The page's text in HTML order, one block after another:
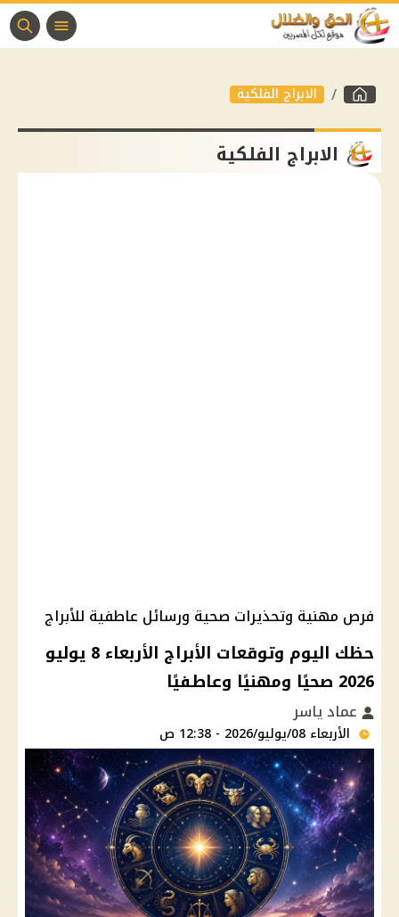
الابراج الفلكية
الابراج الفلكية
فرص مهنية وتحذيرات صحية ورسائل عاطفية للأبراج
حظك اليوم وتوقعات الأبراج الأربعاء 8 يوليو
2026 صحيًا ومهنيًا وعاطفيًا
عماد ياسر
الأربعاء 08/يوليو/2026 - 12:38 ص